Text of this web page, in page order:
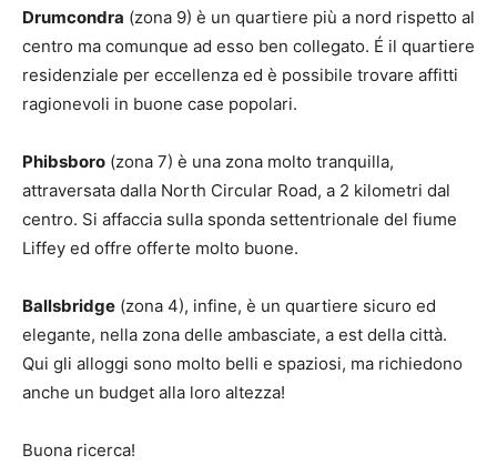
Drumcondra (zona 9) è un quartiere più a nord rispetto al
centro ma comunque ad esso ben collegato. É il quartiere
residenziale per eccellenza ed è possibile trovare affitti
ragionevoli in buone case popolari.
Phibsboro (zona 7) è una zona molto tranquilla,
attraversata dalla North Circular Road, a 2 kilometri dal
centro. Si affaccia sulla sponda settentrionale del fiume
Liffey ed offre offerte molto buone.
Ballsbridge (zona 4), infine, è un quartiere sicuro ed
elegante, nella zona delle ambasciate, a est della città.
Qui gli alloggi sono molto belli e spaziosi, ma richiedono
anche un budget alla loro altezza!
Buona ricerca!